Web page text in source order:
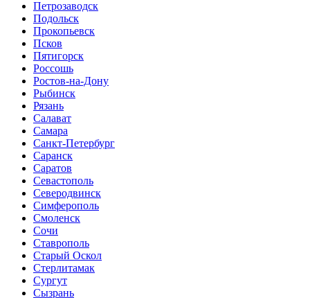
Петрозаводск
Подольск
Прокопьевск
Псков
Пятигорск
Россошь
Ростов-на-Дону
Рыбинск
Рязань
Салават
Самара
Санкт-Петербург
Саранск
Саратов
Севастополь
Северодвинск
Симферополь
Смоленск
Сочи
Ставрополь
Старый Оскол
Стерлитамак
Сургут
Сызрань